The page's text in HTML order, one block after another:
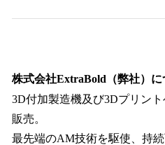
株式会社ExtraBold（弊社）に
3D付加製造機及び3Dプリン
販売。
最先端のAM技術を駆使、持